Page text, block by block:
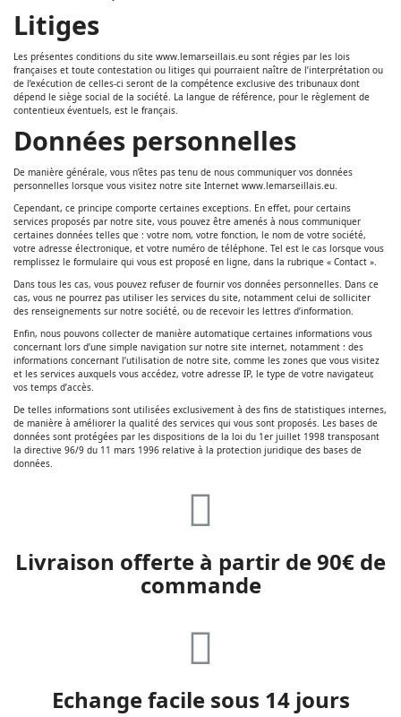
Litiges
Les présentes conditions du site www.lemarseillais.eu sont régies par les lois
françaises et toute contestation ou litiges qui pourraient naître de l’interprétation ou
de l’exécution de celles-ci seront de la compétence exclusive des tribunaux dont
dépend le siège social de la société. La langue de référence, pour le règlement de
contentieux éventuels, est le français.
Données personnelles
De manière générale, vous n’êtes pas tenu de nous communiquer vos données
personnelles lorsque vous visitez notre site Internet www.lemarseillais.eu.
Cependant, ce principe comporte certaines exceptions. En effet, pour certains
services proposés par notre site, vous pouvez être amenés à nous communiquer
certaines données telles que : votre nom, votre fonction, le nom de votre société,
votre adresse électronique, et votre numéro de téléphone. Tel est le cas lorsque vous
remplissez le formulaire qui vous est proposé en ligne, dans la rubrique « Contact ».
Dans tous les cas, vous pouvez refuser de fournir vos données personnelles. Dans ce
cas, vous ne pourrez pas utiliser les services du site, notamment celui de solliciter
des renseignements sur notre société, ou de recevoir les lettres d’information.
Enfin, nous pouvons collecter de manière automatique certaines informations vous
concernant lors d’une simple navigation sur notre site internet, notamment : des
informations concernant l’utilisation de notre site, comme les zones que vous visitez
et les services auxquels vous accédez, votre adresse IP, le type de votre navigateur,
vos temps d’accès.
De telles informations sont utilisées exclusivement à des fins de statistiques internes,
de manière à améliorer la qualité des services qui vous sont proposés. Les bases de
données sont protégées par les dispositions de la loi du 1er juillet 1998 transposant
la directive 96/9 du 11 mars 1996 relative à la protection juridique des bases de
données.
Livraison offerte à partir de 90€ de
commande
Echange facile sous 14 jours